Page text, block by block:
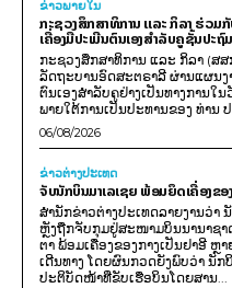
ຂ່າວພາຍ​ໃນ
ກະຊວງສຶກສາທິການ ແລະ ກິລາ ຮ່ວມ
ເຄື່ອງມືປະເມີນຕົນເອງສຳລັບຄູຊັ້ນປະ
ກະຊວງສຶກສາທິການ ແລະ ກິລາ (
ລັດຖະບານອົດສະຕຣາລີ ຜ່ານແຜນງ
ຕົນເອງສຳລັບຄູຢ່າງເປັນທາງການໃ
ພາຍໃຕ້ການເປັນປະທານຂອງ ທ່ານ
06/08/2026
ຂ່າວຕ່າງປະເທດ
ຈັບນັກບິນມາເລເຊຍ ພ້ອມຍຶດເຄື່ອງຂອ
ສຳນັກຂ່າວຕ່າງປະເທດລາຍງານວ່າ
ຫຼັງຖືກຈັບກຸມຢູ່ສະໜາມບິນນານາຊາ
ຕາ ພ້ອມເຄື່ອງຂອງກາງເປັນຢາອີ ຫຼ
ເດີນທາງ ໂດຍຜົນກວດຍັງພົບວ່າ ນັ
ປະຕິບັດໜ້າທີ່ຂັບເຮືອບິນໂດຍສານ...